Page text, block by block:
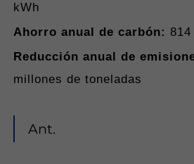
He leído y
acepto la
kWh
Ahorro anual de carbón:
Reducción anual de
millones de toneladas
Ant.